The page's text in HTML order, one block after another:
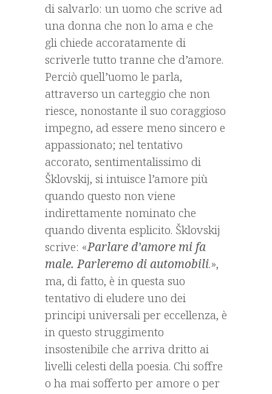
di salvarlo: un uomo che scrive ad
una donna che non lo ama e che
gli chiede accoratamente di
scriverle tutto tranne che d’amore.
Perciò quell’uomo le parla,
attraverso un carteggio che non
riesce, nonostante il suo coraggioso
impegno, ad essere meno sincero e
appassionato; nel tentativo
accorato, sentimentalissimo di
Šklovskij, si intuisce l’amore più
quando questo non viene
indirettamente nominato che
quando diventa esplicito. Šklovskij
scrive: «Parlare d’amore mi fa
male. Parleremo di automobili.»,
ma, di fatto, è in questa suo
tentativo di eludere uno dei
principi universali per eccellenza, è
in questo struggimento
insostenibile che arriva dritto ai
livelli celesti della poesia. Chi soffre
o ha mai sofferto per amore o per